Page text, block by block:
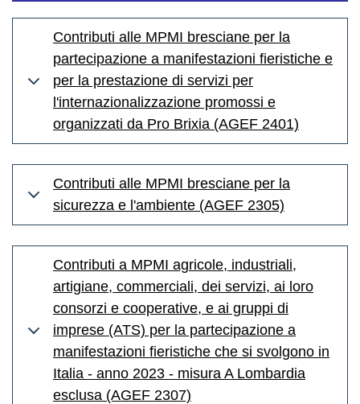
Contributi alle MPMI bresciane per la
partecipazione a manifestazioni fieristiche e
per la prestazione di servizi per
l'internazionalizzazione promossi e
organizzati da Pro Brixia (AGEF 2401)
Contributi alle MPMI bresciane per la
sicurezza e l'ambiente (AGEF 2305)
Contributi a MPMI agricole, industriali,
artigiane, commerciali, dei servizi, ai loro
consorzi e cooperative, e ai gruppi di
imprese (ATS) per la partecipazione a
manifestazioni fieristiche che si svolgono in
Italia - anno 2023 - misura A Lombardia
esclusa (AGEF 2307)